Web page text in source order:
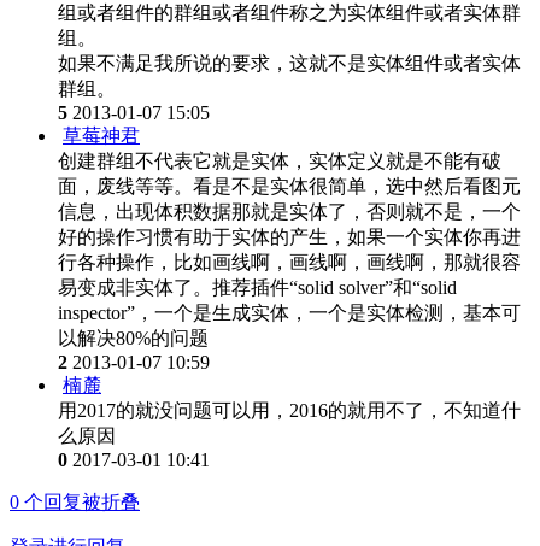
组或者组件的群组或者组件称之为实体组件或者实体群
组。
如果不满足我所说的要求，这就不是实体组件或者实体
群组。
5 2013-01-07 15:05
草莓神君
创建群组不代表它就是实体，实体定义就是不能有破
面，废线等等。看是不是实体很简单，选中然后看图元
信息，出现体积数据那就是实体了，否则就不是，一个
好的操作习惯有助于实体的产生，如果一个实体你再进
行各种操作，比如画线啊，画线啊，画线啊，那就很容
易变成非实体了。推荐插件“solid solver”和“solid
inspector”，一个是生成实体，一个是实体检测，基本可
以解决80%的问题
2 2013-01-07 10:59
楠麓
用2017的就没问题可以用，2016的就用不了，不知道什
么原因
0 2017-03-01 10:41
0 个回复被折叠